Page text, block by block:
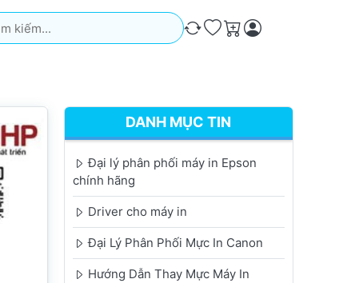
Kết quả sẽ tự động xuất hiện khi bạn nhập. Nhấn phím
So sánh
Ưa thích
Giỏ hàng
DANH MỤC TIN
Đại lý phân phối máy in Epson
chính hãng
Driver cho máy in
Đại Lý Phân Phối Mực In Canon
Hướng Dẫn Thay Mực Máy In